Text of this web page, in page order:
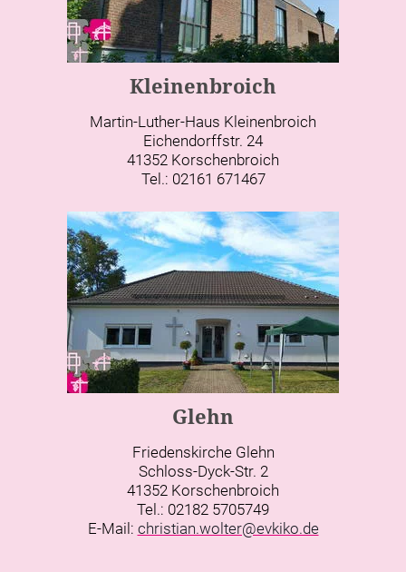
Kleinenbroich
Martin-Luther-Haus Kleinenbroich
Eichendorffstr. 24
41352 Korschenbroich
Tel.: 02161 671467
Glehn
Friedenskirche Glehn
Schloss-Dyck-Str. 2
41352 Korschenbroich
Tel.: 02182 5705749
E-Mail: christian.wolter@evkiko.de